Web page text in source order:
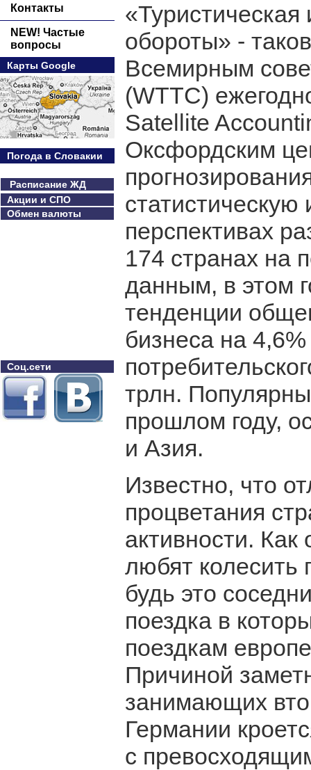
Контакты
NEW! Частые
вопросы
Карты Google
Погода в Словакии
Расписание ЖД
Акции и СПО
Обмен валюты
Соц.сети
обороты» -
Всемирным
(WTTC)
Satellite
Оксфордским
перспективах
174 странах на
данным, в этом
тенденции
бизнеса на
трлн.
прошлом году,
и Азия.
Известно, что
процветания
активности.
любят колесить
будь это
поездка в
поездкам
Причиной
занимающих
Германии
с